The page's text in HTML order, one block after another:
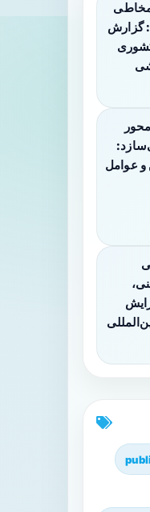
به Entamoeba dispar: گزارش
عوامل